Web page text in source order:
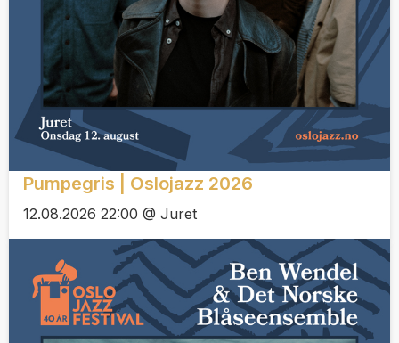
Pumpegris | Oslojazz 2026
12.08.2026 22:00 @ Juret